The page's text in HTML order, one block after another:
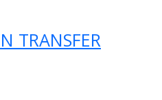
TRANSFER